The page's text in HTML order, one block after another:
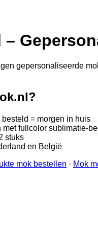
gepersonaliseerde
= morgen in huis
met fullcolor sublimatie-
stuks
en België
mok bestellen · Mok